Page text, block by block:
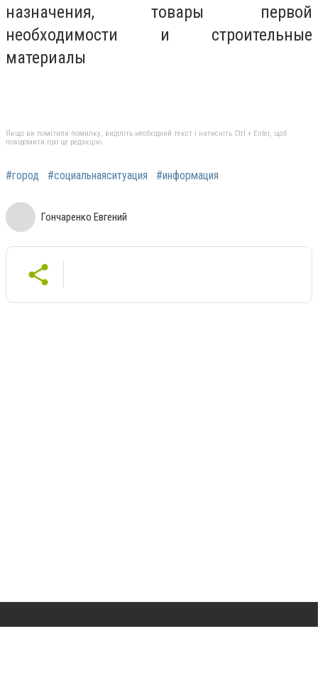
назначения, товары первой
необходимости и строительные
материалы
Якщо ви помітили помилку, виділіть необхідний текст і натисніть Ctrl + Enter, щоб
повідомити про це редакцію
#город #социальнаяситуация #информация
Гончаренко Евгений